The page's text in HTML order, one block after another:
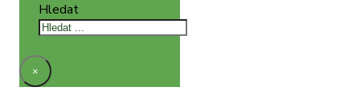
Hledat
×